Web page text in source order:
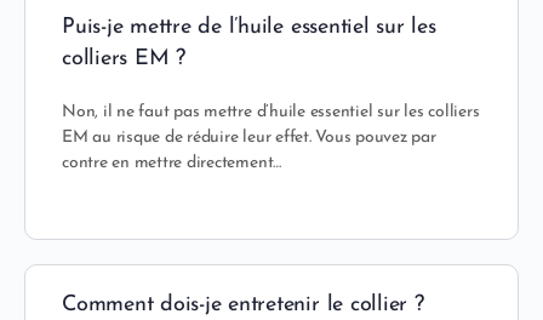
Puis-je mettre de l’huile essentiel sur les
colliers EM ?
Non, il ne faut pas mettre d’huile essentiel sur les colliers
EM au risque de réduire leur effet. Vous pouvez par
contre en mettre directement…
Comment dois-je entretenir le collier ?